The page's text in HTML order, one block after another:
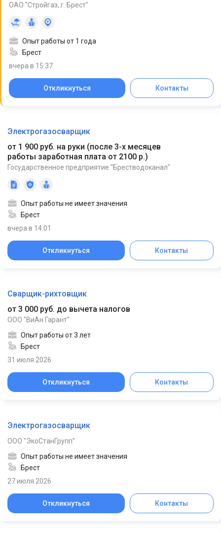
ОАО "Стройгаз, г. Брест"
Опыт работы от 1 года
Брест
вчера в 15:37
Откликнуться Контакты
Электрогазосварщик
от 1 900 руб. на руки (после 3-х месяцев
работы заработная плата от 2100 р.)
Государственное предприятие "Брестводоканал"
Опыт работы не имеет значения
Брест
вчера в 14:01
Откликнуться Контакты
Сварщик-рихтовщик
от 3 000 руб. до вычета налогов
ООО "ВиАн Гарант"
Опыт работы от 3 лет
Брест
31 июля 2026
Откликнуться Контакты
Электрогазосварщик
ООО "ЭкоСтанГрупп"
Опыт работы не имеет значения
Брест
27 июля 2026
Откликнуться Контакты